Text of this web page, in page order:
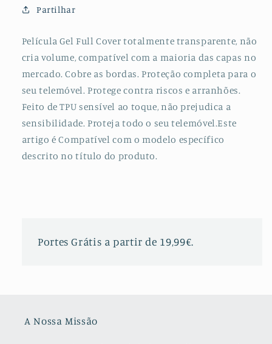
+
para
Samsung
Galaxy
Note
20
Ultra
Samsung
Galaxy
Note
20
Ultra
Partilhar
Película Gel Full Cover totalmente transparente, não
cria volume, compatível com a maioria das capas no
mercado. Cobre as bordas. Proteção completa para o
seu telemóvel. Protege contra riscos e arranhões.
Feito de TPU sensível ao toque, não prejudica a
sensibilidade. Proteja todo o seu telemóvel.Este
artigo é Compatível com o modelo específico
descrito no título do produto.
Portes Grátis a partir de 19,99€.
A Nossa Missão